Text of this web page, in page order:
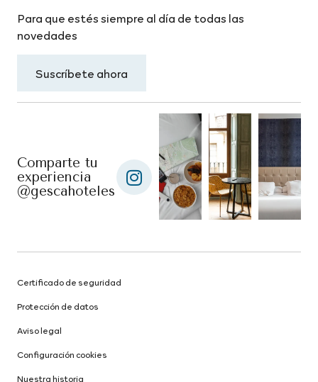
Para que estés siempre al día de todas las
novedades
Suscríbete ahora
Comparte tu
experiencia
@gescahoteles
Certificado de seguridad
Protección de datos
Aviso legal
Configuración cookies
Nuestra historia